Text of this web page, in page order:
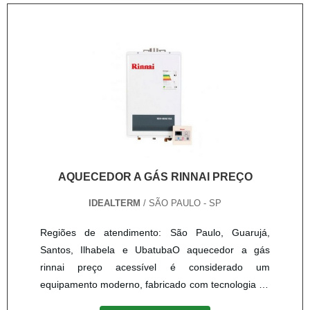
clientes - segurança, confiabilidade e qualidade de
serviços - razão pela qual, sua equipe técnica é
periodicamente, treinada pelos fabricantes,
do mercado e seguindo, rigorosamente as normas
temperatura. O cont....
AQUECEDOR A GÁS RINNAI PREÇO
IDEALTERM / SÃO PAULO - SP
Regiões de atendimento: São Paulo, Guarujá,
Santos, Ilhabela e UbatubaO aquecedor a gás
rinnai preço acessível é considerado um
equipamento moderno, fabricado com tecnologia de